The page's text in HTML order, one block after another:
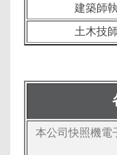
建築師
土木技
本公司快照機電